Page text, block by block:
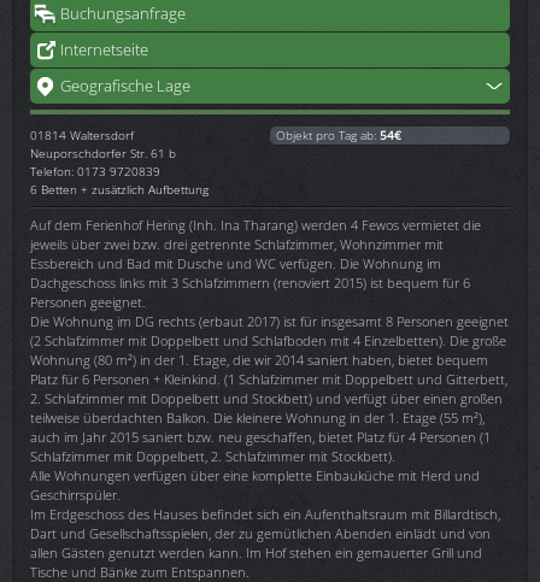
Buchungsanfrage
Internetseite
Geografische Lage
01814 Waltersdorf
Neuporschdorfer Str. 61 b
Telefon: 0173 9720839
6 Betten + zusätzlich Aufbettung
Objekt pro Tag ab: 54€
Auf dem Ferienhof Hering (Inh. Ina Tharang) werden 4 Fewos vermietet die
jeweils über zwei bzw. drei getrennte Schlafzimmer, Wohnzimmer mit
Essbereich und Bad mit Dusche und WC verfügen. Die Wohnung im
Dachgeschoss links mit 3 Schlafzimmern (renoviert 2015) ist bequem für 6
Personen geeignet.
Die Wohnung im DG rechts (erbaut 2017) ist für insgesamt 8 Personen geeignet
(2 Schlafzimmer mit Doppelbett und Schlafboden mit 4 Einzelbetten). Die große
Wohnung (80 m²) in der 1. Etage, die wir 2014 saniert haben, bietet bequem
Platz für 6 Personen + Kleinkind. (1 Schlafzimmer mit Doppelbett und Gitterbett,
2. Schlafzimmer mit Doppelbett und Stockbett) und verfügt über einen großen
teilweise überdachten Balkon. Die kleinere Wohnung in der 1. Etage (55 m²),
auch im Jahr 2015 saniert bzw. neu geschaffen, bietet Platz für 4 Personen (1
Schlafzimmer mit Doppelbett, 2. Schlafzimmer mit Stockbett).
Alle Wohnungen verfügen über eine komplette Einbauküche mit Herd und
Geschirrspüler.
Im Erdgeschoss des Hauses befindet sich ein Aufenthaltsraum mit Billardtisch,
Dart und Gesellschaftsspielen, der zu gemütlichen Abenden einlädt und von
allen Gästen genutzt werden kann. Im Hof stehen ein gemauerter Grill und
Tische und Bänke zum Entspannen.